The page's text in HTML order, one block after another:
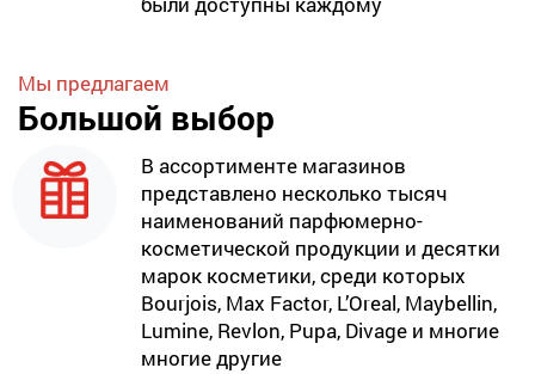
Мы предлагаем
Большой выбор
В ассортименте магазинов
представлено несколько тысяч
наименований парфюмерно-
косметической продукции и десятки
марок косметики, среди которых
Bourjois, Max Factor, L’Oreal, Maybellin,
Lumine, Revlon, Pupa, Divage и многие
многие другие